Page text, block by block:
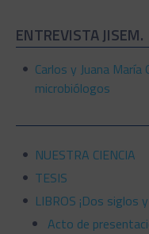
ENTREVISTA JISEM.
Carlos y Juana María
microbiólogos
NUESTRA CIENCIA
TESIS
LIBROS ¡Dos siglos
Acto de